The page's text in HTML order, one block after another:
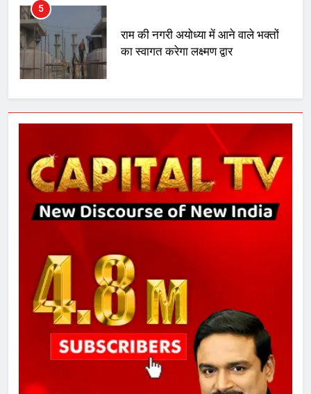
5
राम की नगरी अयोध्या में आने वाले भक्तों
का स्वागत करेगा लक्ष्मण द्वार
6
उत्तर प्रदेश में गांवों में बढ़ेंगी सुविधाएं: 67%
बढ़ा पंचायतों का बजट
7
8
चुनाव से पहले लालू परिवार पर बड़ा झटका,
दिल्ली कोर्ट ने IRCTC घोटाले में आरोप
तय किए